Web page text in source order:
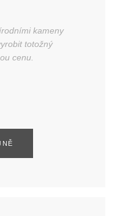
kameny
totožný
cenu.